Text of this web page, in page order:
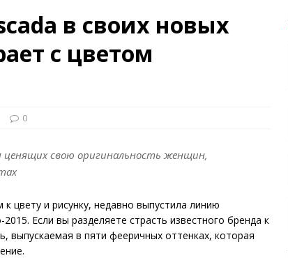
в своих новых
с цветом
0
ценящих свою оригинальность женщин,
цвету и рисунку, недавно выпустила линию
Если вы разделяете страсть известного бренда к
выпускаемая в пяти фееричных оттенках, которая